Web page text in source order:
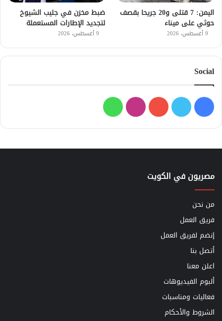
اليمن: 7 قتلى و20 جريحا بقصف
حوثي على ميناء
9 أغسطس، 2026
ضبط مخزن في جليب الشيوخ
لتجديد الإطارات المستعملة
9 أغسطس، 2026
Social
فيسبوك
تويتر يوتيوبانستقرامواتساب
مصريون في الكويت
من نحن
فريق العمل
إنضم لفريق العمل
أتصل بنا
اعلن معنا
ألبوم الفيديوهات
فعاليات ومناسبات
الشروط والأحكام